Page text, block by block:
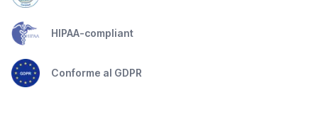
HIPAA-compliant
Conforme al GDPR